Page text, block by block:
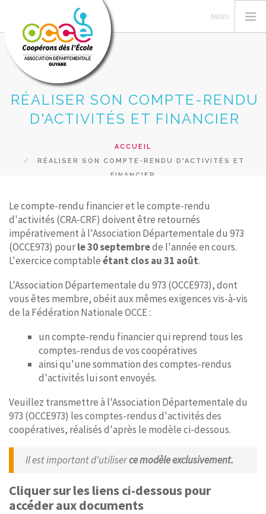
L'OCCE
GERER SA COOPERATIVE
ACTIONS PÉDAGOGIQUES
PRETS ET SERVICES
ACCÈS MANDATAIRES
RECHERCHER
CONTACT
RÉALISER SON COMPTE-RENDU
D'ACTIVITÉS ET FINANCIER
ACCUEIL
RÉALISER SON COMPTE-RENDU D'ACTIVITÉS ET
FINANCIER
Le compte-rendu financier et le compte-rendu
d'activités (CRA-CRF) doivent être retournés
impérativement à l'Association Départementale du 973
(OCCE973) pourle 30 septembrede l'année en cours.
L'exercice comptableétant clos au 31 août.
L'Association Départementale du 973 (OCCE973), dont
vous êtes membre, obéit aux mêmes exigences vis-à-vis
de la Fédération Nationale OCCE :
un compte-rendu financier qui reprend tous les
comptes-rendus de vos coopératives
ainsi qu'une sommation des comptes-rendus
d'activités lui sont envoyés.
Veuillez transmettre à l'Association Départementale du
973 (OCCE973) les comptes-rendus d'activités des
coopératives, réalisés d'après le modèle ci-dessous.
Il est important d'utiliserce modèle exclusivement.
Cliquer sur les liens ci-dessous pour
accéder aux documents